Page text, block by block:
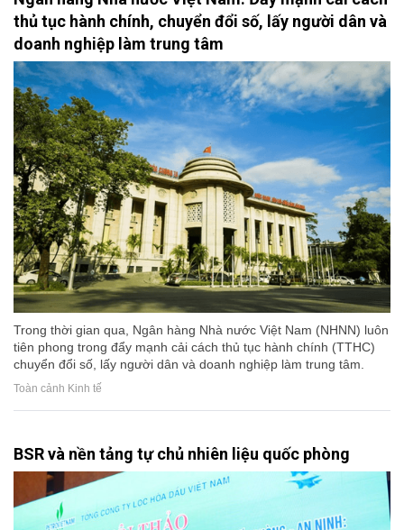
thủ tục hành chính, chuyển đổi số, lấy người dân và
doanh nghiệp làm trung tâm
Trong thời gian qua, Ngân hàng Nhà nước Việt Nam (NHNN) luôn
tiên phong trong đẩy mạnh cải cách thủ tục hành chính (TTHC)
chuyển đổi số, lấy người dân và doanh nghiệp làm trung tâm.
Toàn cảnh Kinh tế
BSR và nền tảng tự chủ nhiên liệu quốc phòng